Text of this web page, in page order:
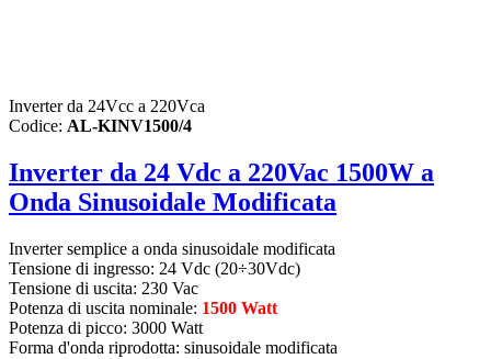
Inverter da 24Vcc a 220Vca
Codice: AL-KINV1500/4
Inverter da 24 Vdc a 220Vac 1500W a
Onda Sinusoidale Modificata
Inverter semplice a onda sinusoidale modificata
Tensione di ingresso: 24 Vdc (20÷30Vdc)
Tensione di uscita: 230 Vac
Potenza di uscita nominale: 1500 Watt
Potenza di picco: 3000 Watt
Forma d'onda riprodotta: sinusoidale modificata